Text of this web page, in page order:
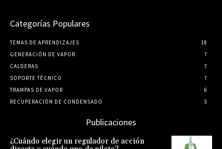
Categorías Populares
TEMAS DE APRENDIZAJES
18
GENERACIÓN DE VAPOR
7
CALDERAS
7
SOPORTE TÉCNICO
7
TRAMPAS DE VAPOR
6
RECUPERACIÓN DE CONDENSADO
5
Publicaciones
¿Cuándo elegir un regulador de acción